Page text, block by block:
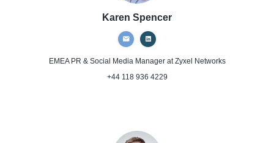
Karen Spencer
EMEA PR & Social Media Managerat Zyxel Networks
+44 118 936 4229